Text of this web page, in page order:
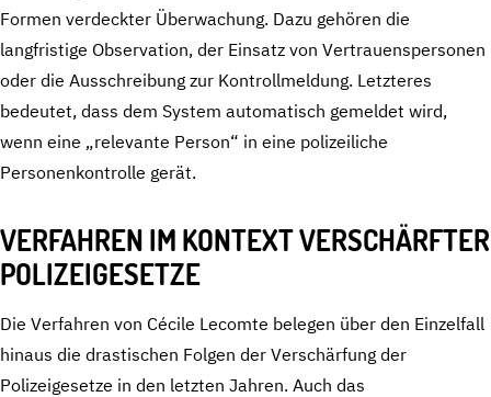
Formen verdeckter Überwachung. Dazu gehören die
langfristige Observation, der Einsatz von Vertrauenspersonen
oder die Ausschreibung zur Kontrollmeldung. Letzteres
bedeutet, dass dem System automatisch gemeldet wird,
wenn eine „relevante Person“ in eine polizeiliche
Personenkontrolle gerät.
VERFAHREN IM KONTEXT VERSCHÄRFTER
POLIZEIGESETZE
Die Verfahren von Cécile Lecomte belegen über den Einzelfall
hinaus die drastischen Folgen der Verschärfung der
Polizeigesetze in den letzten Jahren. Auch das